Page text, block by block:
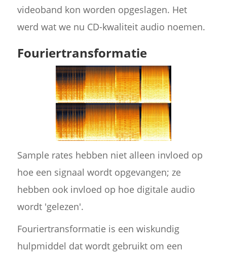
videoband kon worden opgeslagen. Het
werd wat we nu CD-kwaliteit audio noemen.
Fouriertransformatie
Sample rates hebben niet alleen invloed op
hoe een signaal wordt opgevangen; ze
hebben ook invloed op hoe digitale audio
wordt 'gelezen'.
Fouriertransformatie is een wiskundig
hulpmiddel dat wordt gebruikt om een